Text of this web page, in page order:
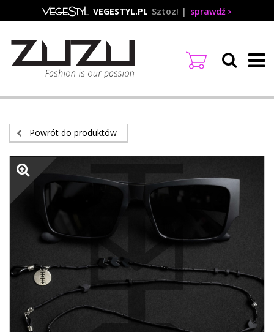
do
treści
VEGESTYL.PL Sztoz! sprawdź
Powrót do produktów